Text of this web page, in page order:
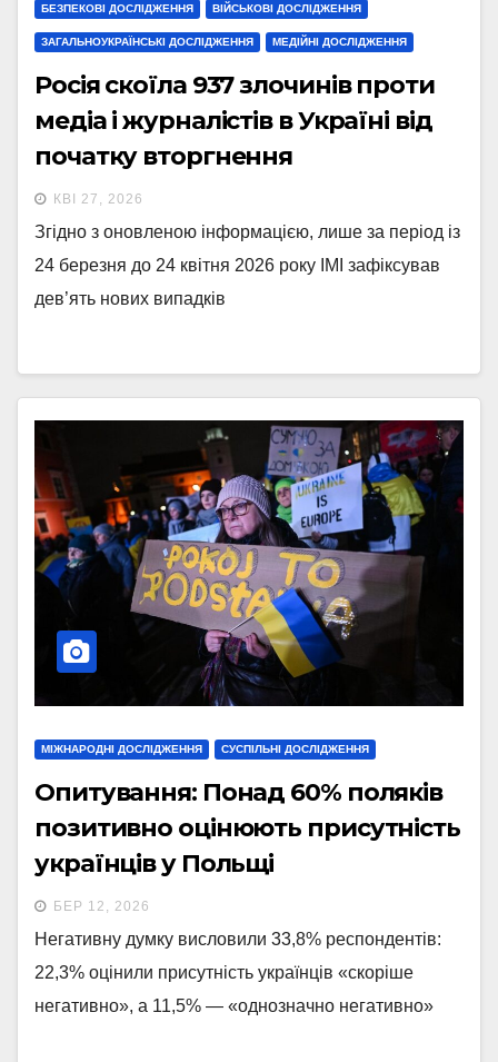
БЕЗПЕКОВІ ДОСЛІДЖЕННЯ ВІЙСЬКОВІ ДОСЛІДЖЕННЯ
ЗАГАЛЬНОУКРАЇНСЬКІ ДОСЛІДЖЕННЯ МЕДІЙНІ ДОСЛІДЖЕННЯ
Росія скоїла 937 злочинів проти
медіа і журналістів в Україні від
початку вторгнення
КВІ 27, 2026
Згідно з оновленою інформацією, лише за період із
24 березня до 24 квітня 2026 року ІМІ зафіксував
дев’ять нових випадків
МІЖНАРОДНІ ДОСЛІДЖЕННЯ СУСПІЛЬНІ ДОСЛІДЖЕННЯ
Опитування: Понад 60% поляків
позитивно оцінюють присутність
українців у Польщі
БЕР 12, 2026
Негативну думку висловили 33,8% респондентів:
22,3% оцінили присутність українців «скоріше
негативно», а 11,5% — «однозначно негативно»